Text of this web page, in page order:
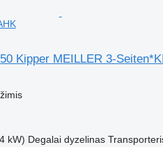
Kipper MEILLER 3-
kW) Degalai dyzelinas